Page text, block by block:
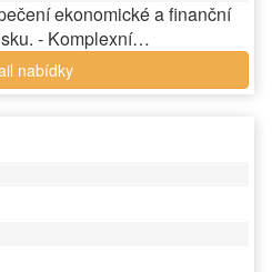
ekonomické a finanční
- Komplexní…
nabídky